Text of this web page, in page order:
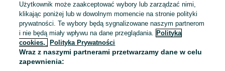
Użytkownik może zaakceptować wybory lub zarządzać nimi,
klikając poniżej lub w dowolnym momencie na stronie polityki
prywatności. Te wybory będą sygnalizowane naszym partnerom
i nie będą miały wpływu na dane przeglądania. Polityka
cookies,
Polityka Prywatności
Wraz z naszymi partnerami przetwarzamy dane w celu
zapewnienia: